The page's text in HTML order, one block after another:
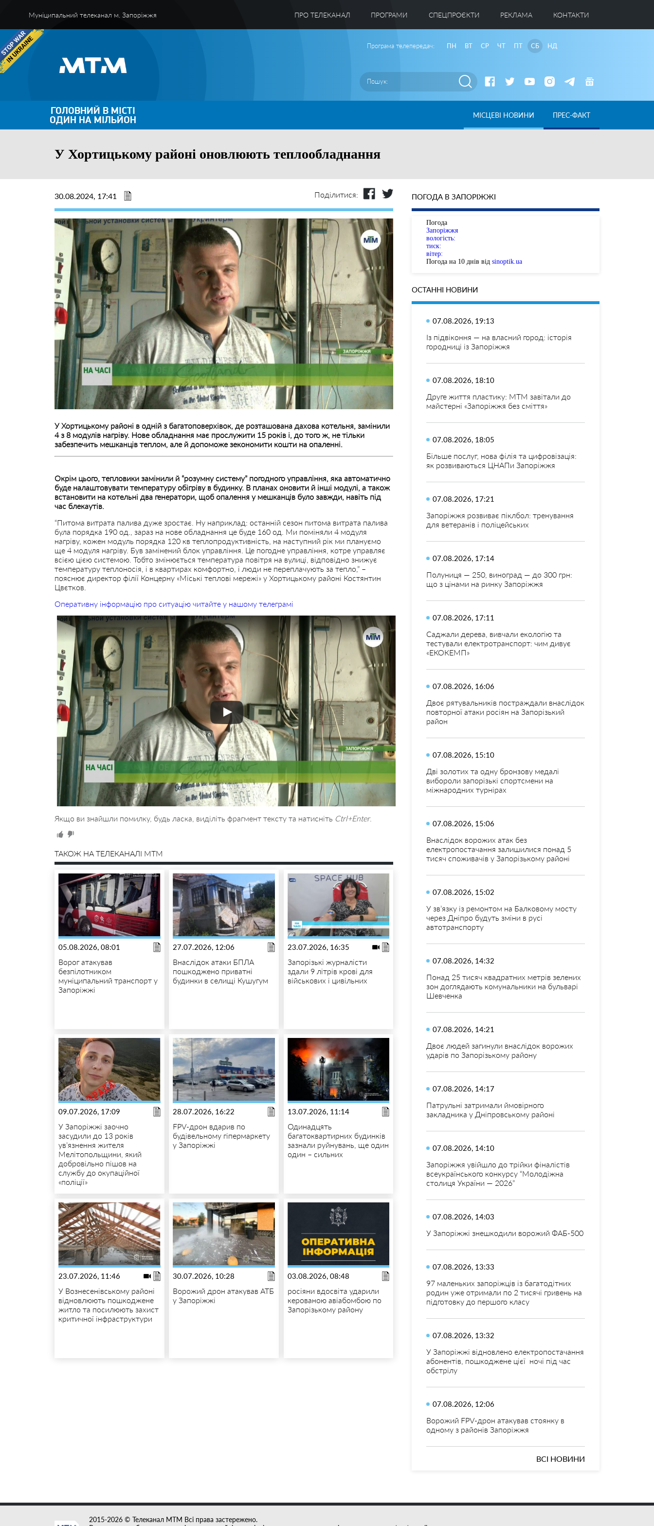
Муніципальний телеканал м. Запоріжжя ПРО ТЕЛЕКАНАЛ ПРОГРАМИ CПЕЦПРОЄКТИ РЕКЛАМА КОНТАКТИ
Програма телепередач: ПН ВТ СР ЧТ ПТ СБ НД
ГОЛОВНИЙ В МІСТІ
ОДИН НА МІЛЬЙОН МІСЦЕВІ НОВИНИ ПРЕС-ФАКТ
У Хортицькому районі оновлюють теплообладнання
30.08.2024, 17:41 Поділитися:
У Хортицькому районі в одній з багатоповерхівок, де розташована дахова котельня, замінили
4 з 8 модулів нагріву. Нове обладнання має прослужити 15 років і, до того ж, не тільки
забезпечить мешканців теплом, але й допоможе зекономити кошти на опаленні.
Окрім цього, тепловики замінили й “розумну систему” погодного управління, яка автоматично
буде налаштовувати температуру обігріву в будинку. В планах оновити й інші модулі, а також
встановити на котельні два генератори, щоб опалення у мешканців було завжди, навіть під
час блекаутів.
“Питома витрата палива дуже зростає. Ну наприклад: останній сезон питома витрата палива
була порядка 190 од., зараз на нове обладнання це буде 160 од. Ми поміняли 4 модуля
нагріву, кожен модуль порядка 120 кв теплопродуктивність, на наступний рік ми плануємо
ще 4 модуля нагріву. Був замінений блок управління. Це погодне управління, котре управляє
всією цією системою. Тобто змінюється температура повітря на вулиці, відповідно знижує
температуру теплоносія, і в квартирах комфортно, і люди не переплачують за тепло,” –
пояснює директор філії Концерну «Міські теплові мережі» у Хортицькому районі Костянтин
Цвєтков.
Оперативну інформацію про ситуацію читайте у нашому телеграмі
Якщо ви знайшли помилку, будь ласка, виділіть фрагмент тексту та натисніть Ctrl+Enter.
ТАКОЖ НА ТЕЛЕКАНАЛІ MTM
05.08.2026, 08:01
Ворог атакував
безпілотником
муніципальний транспорт у
Запоріжжі
27.07.2026, 12:06
Внаслідок атаки БПЛА
пошкоджено приватні
будинки в селищі Кушугум
23.07.2026, 16:35
Запорізькі журналісти
здали 9 літрів крові для
військових і цивільних
09.07.2026, 17:09
У Запоріжжі заочно
засудили до 13 років
ув’язнення жителя
Мелітопольщини, який
добровільно пішов на
службу до окупаційної
«поліції»
28.07.2026, 16:22
FPV-дрон вдарив по
будівельному гіпермаркету
у Запоріжжі
13.07.2026, 11:14
Одинадцять
багатоквартирних будинків
зазнали руйнувань, ще один
один – сильних
23.07.2026, 11:46
У Вознесенівському районі
відновлюють пошкоджене
житло та посилюють захист
критичної інфраструктури
30.07.2026, 10:28
Ворожий дрон атакував АТБ
у Запоріжжі
03.08.2026, 08:48
росіяни вдосвіта ударили
керованою авіабомбою по
Запорізькому району
ПОГОДА В ЗАПОРІЖЖІ
Погода
Запоріжжя
вологість:
тиск:
вітер:
Погода на 10 днів від sinoptik.ua
ОСТАННІ НОВИНИ
07.08.2026, 19:13
Із підвіконня — на власний город: історія
городниці із Запоріжжя
07.08.2026, 18:10
Друге життя пластику: МТМ завітали до
майстерні «Запоріжжя без сміття»
07.08.2026, 18:05
Більше послуг, нова філія та цифровізація:
як розвиваються ЦНАПи Запоріжжя
07.08.2026, 17:21
Запоріжжя розвиває піклбол: тренування
для ветеранів і поліцейських
07.08.2026, 17:14
Полуниця — 250, виноград — до 300 грн:
що з цінами на ринку Запоріжжя
07.08.2026, 17:11
Саджали дерева, вивчали екологію та
тестували електротранспорт: чим дивує
«ЕКОКЕМП»
07.08.2026, 16:06
Двоє рятувальників постраждали внаслідок
повторної атаки росіян на Запорізький
район
07.08.2026, 15:10
Дві золотих та одну бронзову медалі
вибороли запорізькі спортсмени на
міжнародних турнірах
07.08.2026, 15:06
Внаслідок ворожих атак без
електропостачання залишилися понад 5
тисяч споживачів у Запорізькому районі
07.08.2026, 15:02
У зв’язку із ремонтом на Балковому мосту
через Дніпро будуть зміни в русі
автотранспорту
07.08.2026, 14:32
Понад 25 тисяч квадратних метрів зелених
зон доглядають комунальники на бульварі
Шевченка
07.08.2026, 14:21
Двоє людей загинули внаслідок ворожих
ударів по Запорізькому району
07.08.2026, 14:17
Патрульні затримали ймовірного
закладника у Дніпровському районі
07.08.2026, 14:10
Запоріжжя увійшло до трійки фіналістів
всеукраїнського конкурсу “Молодіжна
столиця України — 2026”
07.08.2026, 14:03
У Запоріжжі знешкодили ворожий ФАБ-500
07.08.2026, 13:33
97 маленьких запоріжців із багатодітних
родин уже отримали по 2 тисячі гривень на
підготовку до першого класу
07.08.2026, 13:32
У Запоріжжі відновлено електропостачання
абонентів, пошкоджене цієї ночі під час
обстрілу
07.08.2026, 12:06
Ворожий FPV-дрон атакував стоянку в
одному з районів Запоріжжя
ВСІ НОВИНИ
2015-2026 © Телеканал MTM Всі права застережено.